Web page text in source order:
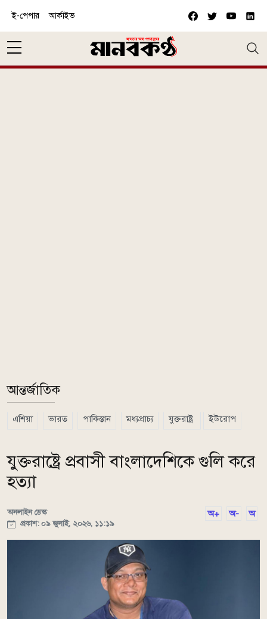
ই-পেপার আর্কাইভ
আন্তর্জাতিক
এশিয়া ভারত পাকিস্তান মধ্যপ্রাচ্য যুক্তরাষ্ট্র ইউরোপ
যুক্তরাষ্ট্রে প্রবাসী বাংলাদেশিকে গুলি করে
হত্যা
অনলাইন ডেস্ক
প্রকাশ: ০৯ জুলাই, ২০২৬, ১১:১৯
অ+ অ- অ